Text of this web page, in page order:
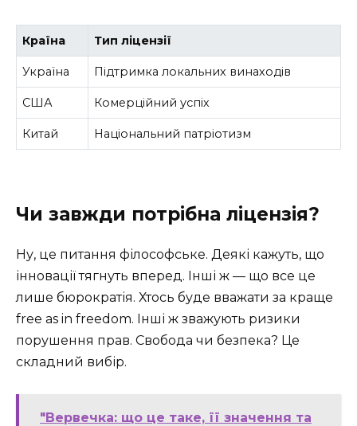
Країна Тип ліцензії
Україна Підтримка локальних винаходів
США Комерційний успіх
Китай Національний патріотизм
Чи завжди потрібна ліцензія?
Ну, це питання філософське. Деякі кажуть, що
інновації тягнуть вперед. Інші ж — що все це
лише бюрократія. Хтось буде вважати за краще
free as in freedom. Інші ж зважують ризики
порушення прав. Свобода чи безпека? Це
складний вибір.
"Вервечка: що це таке, її значення та